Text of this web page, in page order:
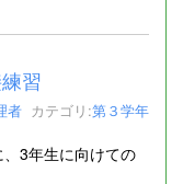
習
者 カテゴリ:第３学年
3年生に向けての